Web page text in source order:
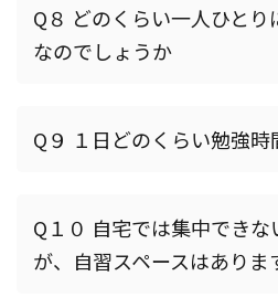
Q８ どのくらい一人ひと
なのでしょうか
Q９ １日どのくらい勉強
Q１０ 自宅では集中でき
が、自習スペースはありま